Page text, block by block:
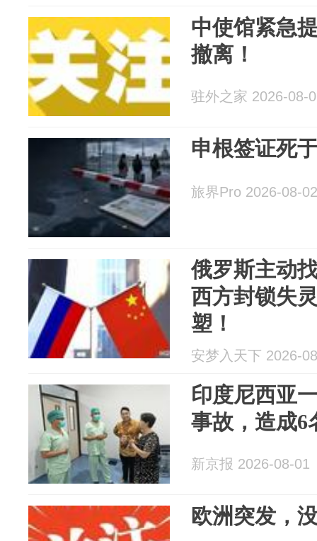
中使馆紧急
撤离！
驻外之家 2026-08-
申根签证死
旅界Pro 2026-08-02
俄罗斯主动
西方封锁失
塑！
安梦入天下 2026-
印度尼西亚
事故，造成6
新京报 2026-08-01
欧洲突发，